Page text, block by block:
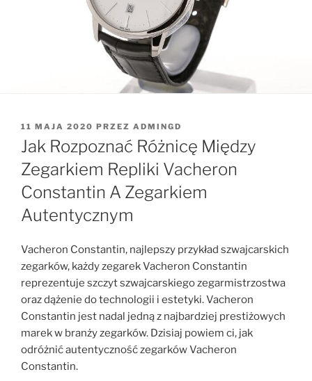
OPUBLIKOWANE
W
11 MAJA 2020 PRZEZ ADMINGD
Jak Rozpoznać Różnicę Między
Zegarkiem Repliki Vacheron
Constantin A Zegarkiem
Autentycznym
Vacheron Constantin, najlepszy przykład szwajcarskich
zegarków, każdy zegarek Vacheron Constantin
reprezentuje szczyt szwajcarskiego zegarmistrzostwa
oraz dążenie do technologii i estetyki. Vacheron
Constantin jest nadal jedną z najbardziej prestiżowych
marek w branży zegarków. Dzisiaj powiem ci, jak
odróżnić autentyczność zegarków Vacheron
Constantin.